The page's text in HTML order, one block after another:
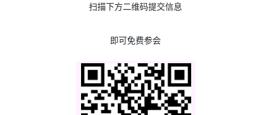
扫描下方二维码提交信息
即可免费参会